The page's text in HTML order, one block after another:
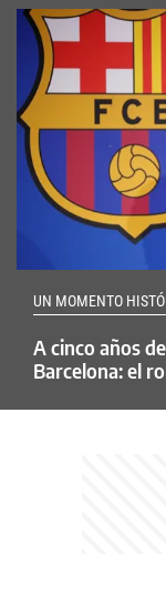
UN MOMENTO
A cinco años
Barcelona: el